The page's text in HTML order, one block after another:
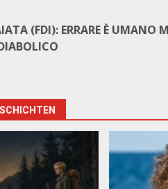
(FDI): ERRARE È UMANO